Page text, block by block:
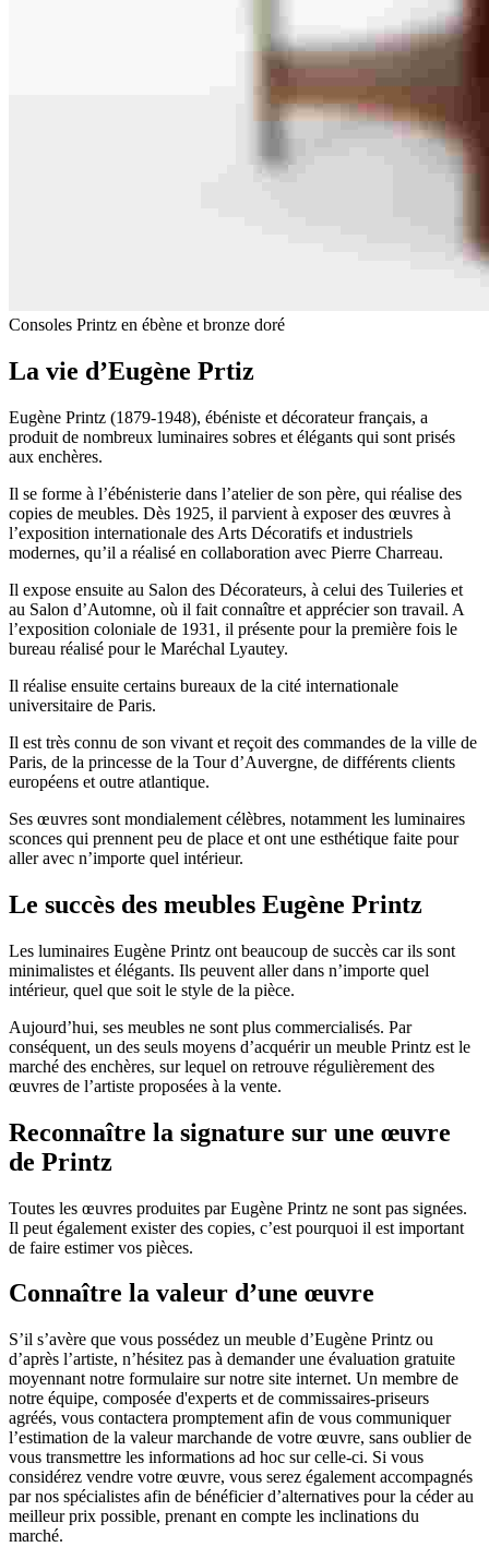
Consoles Printz en ébène et bronze doré
La vie d’Eugène Prtiz
Eugène Printz (1879-1948), ébéniste et décorateur français, a
produit de nombreux luminaires sobres et élégants qui sont prisés
aux enchères.
Il se forme à l’ébénisterie dans l’atelier de son père, qui réalise des
copies de meubles. Dès 1925, il parvient à exposer des œuvres à
l’exposition internationale des Arts Décoratifs et industriels
modernes, qu’il a réalisé en collaboration avec Pierre Charreau.
Il expose ensuite au Salon des Décorateurs, à celui des Tuileries et
au Salon d’Automne, où il fait connaître et apprécier son travail. A
l’exposition coloniale de 1931, il présente pour la première fois le
bureau réalisé pour le Maréchal Lyautey.
Il réalise ensuite certains bureaux de la cité internationale
universitaire de Paris.
Il est très connu de son vivant et reçoit des commandes de la ville de
Paris, de la princesse de la Tour d’Auvergne, de différents clients
européens et outre atlantique.
Ses œuvres sont mondialement célèbres, notamment les luminaires
sconces qui prennent peu de place et ont une esthétique faite pour
aller avec n’importe quel intérieur.
Le succès des meubles Eugène Printz
Les luminaires Eugène Printz ont beaucoup de succès car ils sont
minimalistes et élégants. Ils peuvent aller dans n’importe quel
intérieur, quel que soit le style de la pièce.
Aujourd’hui, ses meubles ne sont plus commercialisés. Par
conséquent, un des seuls moyens d’acquérir un meuble Printz est le
marché des enchères, sur lequel on retrouve régulièrement des
œuvres de l’artiste proposées à la vente.
Reconnaître la signature sur une œuvre
de Printz
Toutes les œuvres produites par Eugène Printz ne sont pas signées.
Il peut également exister des copies, c’est pourquoi il est important
de faire estimer vos pièces.
Connaître la valeur d’une œuvre
S’il s’avère que vous possédez un meuble d’Eugène Printz ou
d’après l’artiste, n’hésitez pas à demander une évaluation gratuite
moyennant notre formulaire sur notre site internet. Un membre de
notre équipe, composée d'experts et de commissaires-priseurs
agréés, vous contactera promptement afin de vous communiquer
l’estimation de la valeur marchande de votre œuvre, sans oublier de
vous transmettre les informations ad hoc sur celle-ci. Si vous
considérez vendre votre œuvre, vous serez également accompagnés
par nos spécialistes afin de bénéficier d’alternatives pour la céder au
meilleur prix possible, prenant en compte les inclinations du
marché.